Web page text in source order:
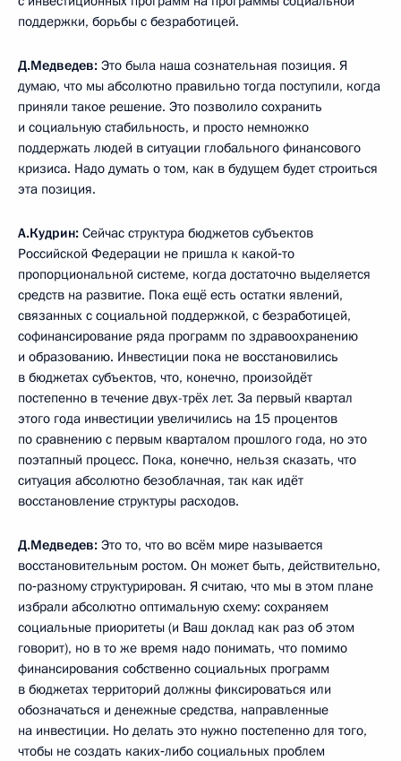
поддержки, борьбы с безработицей.
Д.Медведев: Это была наша сознательная позиция. Я
думаю, что мы абсолютно правильно тогда поступили, когда
приняли такое решение. Это позволило сохранить
и социальную стабильность, и просто немножко
поддержать людей в ситуации глобального финансового
кризиса. Надо думать о том, как в будущем будет строиться
эта позиция.
А.Кудрин: Сейчас структура бюджетов субъектов
Российской Федерации не пришла к какой‑то
пропорциональной системе, когда достаточно выделяется
средств на развитие. Пока ещё есть остатки явлений,
связанных с социальной поддержкой, с безработицей,
софинансирование ряда программ по здравоохранению
и образованию. Инвестиции пока не восстановились
в бюджетах субъектов, что, конечно, произойдёт
постепенно в течение двух-трёх лет. За первый квартал
этого года инвестиции увеличились на 15 процентов
по сравнению с первым кварталом прошлого года, но это
поэтапный процесс. Пока, конечно, нельзя сказать, что
ситуация абсолютно безоблачная, так как идёт
восстановление структуры расходов.
Д.Медведев: Это то, что во всём мире называется
восстановительным ростом. Он может быть, действительно,
по‑разному структурирован. Я считаю, что мы в этом плане
избрали абсолютно оптимальную схему: сохраняем
социальные приоритеты (и Ваш доклад как раз об этом
говорит), но в то же время надо понимать, что помимо
финансирования собственно социальных программ
в бюджетах территорий должны фиксироваться или
обозначаться и денежные средства, направленные
на инвестиции. Но делать это нужно постепенно для того,
чтобы не создать каких‑либо социальных проблем